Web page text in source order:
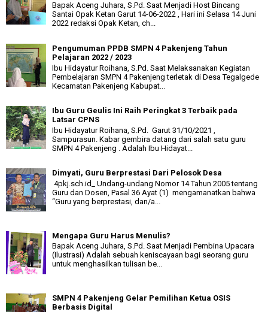
Bapak Aceng Juhara, S.Pd. Saat Menjadi Host Bincang
Santai Opak Ketan Garut 14-06-2022 , Hari ini Selasa 14 Juni
2022 redaksi Opak Ketan, ch...
Pengumuman PPDB SMPN 4 Pakenjeng Tahun
Pelajaran 2022 / 2023
Ibu Hidayatur Roihana, S.Pd. Saat Melaksanakan Kegiatan
Pembelajaran SMPN 4 Pakenjeng terletak di Desa Tegalgede
Kecamatan Pakenjeng Kabupat...
Ibu Guru Geulis Ini Raih Peringkat 3 Terbaik pada
Latsar CPNS
Ibu Hidayatur Roihana, S.Pd. Garut 31/10/2021 ,
Sampurasun. Kabar gembira datang dari salah satu guru
SMPN 4 Pakenjeng . Adalah Ibu Hidayat...
Dimyati, Guru Berprestasi Dari Pelosok Desa
4pkj.sch.id_ Undang-undang Nomor 14 Tahun 2005 tentang
Guru dan Dosen, Pasal 36 Ayat (1) mengamanatkan bahwa
“Guru yang berprestasi, dan/a...
Mengapa Guru Harus Menulis?
Bapak Aceng Juhara, S.Pd. Saat Menjadi Pembina Upacara
(Ilustrasi) Adalah sebuah keniscayaan bagi seorang guru
untuk menghasilkan tulisan be...
SMPN 4 Pakenjeng Gelar Pemilihan Ketua OSIS
Berbasis Digital